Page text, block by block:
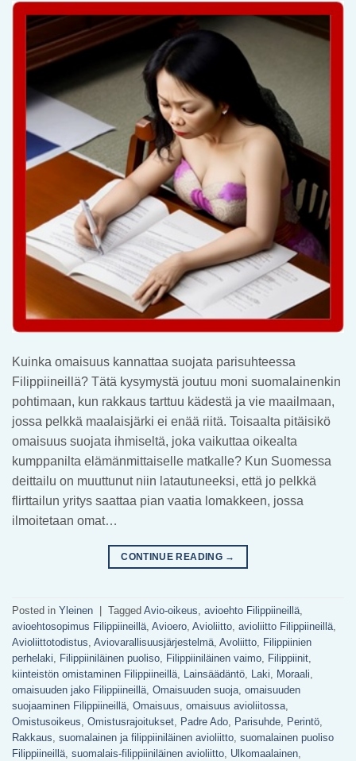
Kuinka omaisuus kannattaa suojata parisuhteessa
Filippiineillä? Tätä kysymystä joutuu moni suomalainenkin
pohtimaan, kun rakkaus tarttuu kädestä ja vie maailmaan,
jossa pelkkä maalaisjärki ei enää riitä. Toisaalta pitäisikö
omaisuus suojata ihmiseltä, joka vaikuttaa oikealta
kumppanilta elämänmittaiselle matkalle? Kun Suomessa
deittailu on muuttunut niin latautuneeksi, että jo pelkkä
flirttailun yritys saattaa pian vaatia lomakkeen, jossa
ilmoitetaan omat…
CONTINUE READING →
Posted in Yleinen Tagged Avio-oikeus, avioehto Filippiineillä,
avioehtosopimus Filippiineillä, Avioero, Avioliitto, avioliitto Filippiineillä,
Avioliittotodistus, Aviovarallisuusjärjestelmä, Avoliitto, Filippiinien
perhelaki, Filippiiniläinen puoliso, Filippiiniläinen vaimo, Filippiinit,
kiinteistön omistaminen Filippiineillä, Lainsäädäntö, Laki, Moraali,
omaisuuden jako Filippiineillä, Omaisuuden suoja, omaisuuden
suojaaminen Filippiineillä, Omaisuus, omaisuus avioliitossa,
Omistusoikeus, Omistusrajoitukset, Padre Ado, Parisuhde, Perintö,
Rakkaus, suomalainen ja filippiiniläinen avioliitto, suomalainen puoliso
Filippiineillä, suomalais-filippiiniläinen avioliitto, Ulkomaalainen,